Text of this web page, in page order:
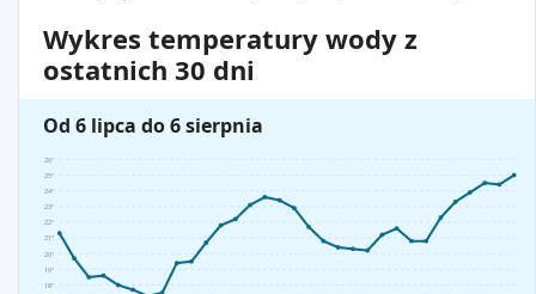
Wykres temperatury wody z
ostatnich 30 dni
Od 6 lipca do 6 sierpnia
18°
19°
20°
21°
22°
23°
24°
25°
26°